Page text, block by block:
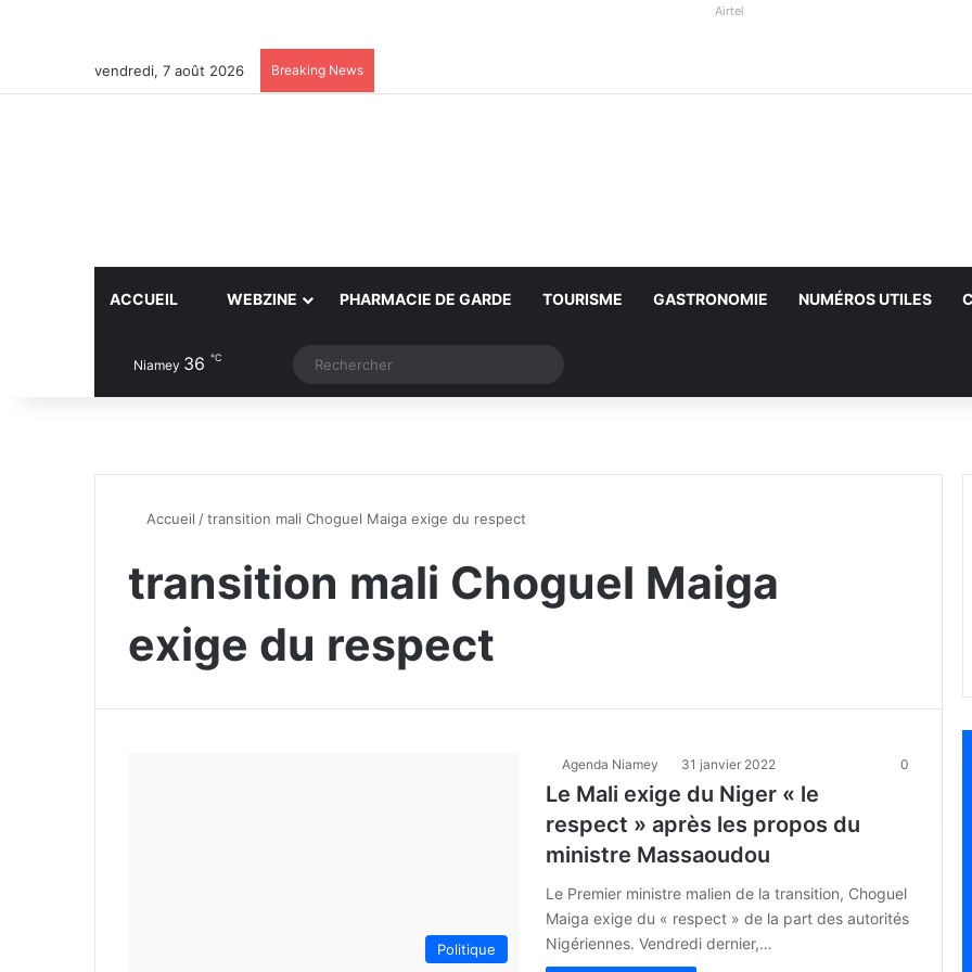
Airtel
vendredi, 7 août 2026 Breaking News
ACCUEIL WEBZINE PHARMACIE DE GARDE TOURISME GASTRONOMIE NUMÉROS UTILES
Niamey 36 ℃ Article Aléatoire
Switch skin
Accueil /transition mali Choguel Maiga exige du respect
transition mali Choguel Maiga
exige du respect
Politique
Agenda Niamey 31 janvier 2022 0
Le Mali exige du Niger « le
respect » après les propos du
ministre Massaoudou
Le Premier ministre malien de la transition, Choguel
Maiga exige du « respect » de la part des autorités
Nigériennes. Vendredi dernier,…